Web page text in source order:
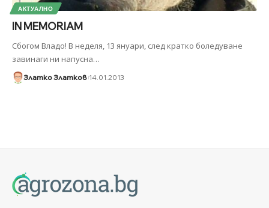
АКТУАЛНО
IN MEMORIAM
Сбогом Владо! В неделя, 13 януари, след кратко боледуване
завинаги ни напусна…
Златко Златков 14.01.2013